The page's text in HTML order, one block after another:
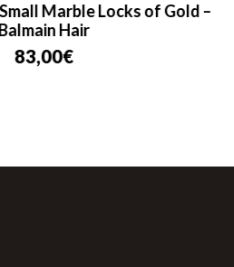
Marble Locks of Gold –
Hair
83,00€